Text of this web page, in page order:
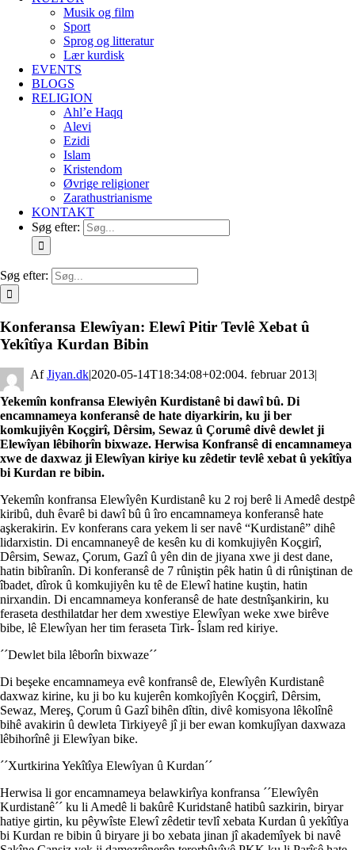
Musik og film
Sport
Sprog og litteratur
Lær kurdisk
EVENTS
BLOGS
RELIGION
Ahl’e Haqq
Alevi
Ezidi
Islam
Kristendom
Øvrige religioner
Zarathustrianisme
KONTAKT
Søg efter:
Søg efter:
Konferansa Elewîyan: Elewî Pitir Tevlê Xebat û
Yekîtîya Kurdan Bibin
By Jiyan.dk|2020-05-14T18:34:08+02:004. februar 2013|
Yekemîn konfransa Elewiyên Kurdistanê bi dawî bû. Di
encamnameya konferansê de hate diyarkirin, ku ji ber
komkujiyên Koçgirî, Dêrsim, Sewaz û Çorumê divê dewlet ji
Elewîyan lêbihorîn bixwaze. Herwisa Konfransê di encamnameya
xwe de daxwaz ji Elewîyan kiriye ku zêdetir tevlê xebat û yekîtîya
bi Kurdan re bibin.
Yekemîn konfransa Elewîyên Kurdistanê ku 2 roj berê li Amedê destpê
kiribû, duh êvarê bi dawî bû û îro encamnameya konferansê hate
aşkerakirin. Ev konferans cara yekem li ser navê “Kurdistanê” dihê
lidarxistin. Di encamnaneyê de kesên ku di komkujiyên Koçgirî,
Dêrsim, Sewaz, Çorum, Gazî û yên din de jiyana xwe ji dest dane,
hatin bibîranîn. Di konferansê de 7 rûniştin pêk hatin û di rûniştinan de
îbadet, dîrok û komkujiyên ku tê de Elewî hatine kuştin, hatin
nirxandin. Di encamnameya konferansê de hate destnîşankirin, ku
feraseta desthilatdar her dem xwestiye Elewîyan weke xwe birêve
bibe, lê Elewîyan her tim feraseta Tirk- Îslam red kiriye.
´´Dewlet bila lêborîn bixwaze´´
Di beşeke encamnameya evê konfransê de, Elewîyên Kurdistanê
daxwaz kirine, ku ji bo ku kujerên komkojîyên Koçgirî, Dêrsim,
Sewaz, Mereş, Çorum û Gazî bihên dîtin, divê komisyona lêkolînê
bihê avakirin û dewleta Tirkiyeyê jî ji ber ewan komkujîyan daxwaza
lêbihorînê ji Elewîyan bike.
´´Xurtkirina Yekîtîya Elewîyan û Kurdan´´
Herwisa li gor encamnameya belawkirîya konfransa ´´Elewîyên
Kurdistanê´´ ku li Amedê li bakûrê Kuridstanê hatibû sazkirin, biryar
hatiye girtin, ku pêywîste Elewî zêdetir tevlî xebata Kurdan û yekîtîya
bi Kurdan re bibin û biryare ji bo xebata jinan jî akademîyek bi navê